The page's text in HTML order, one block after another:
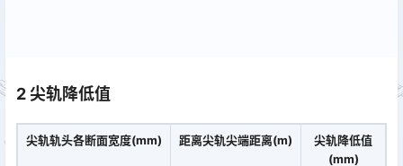
2 尖轨降低值
尖轨轨头各断面宽度(mm) 距离尖轨尖端距离(m)
尖轨降低值
(mm)